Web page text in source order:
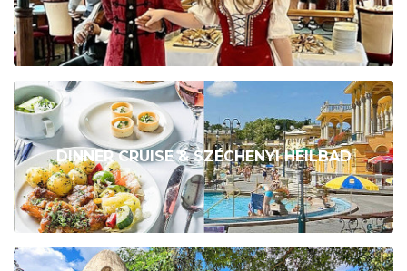
DINNER CRUISE & SZÉCHENYI HEILBAD